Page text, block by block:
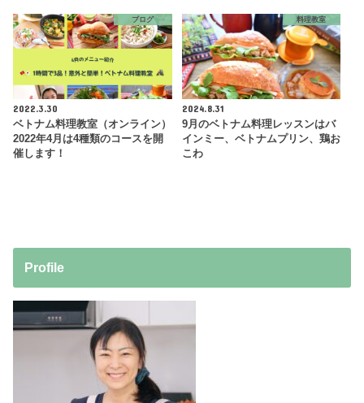
ブログ
2022.3.30
ベトナム料理教室（オンライン）
2022年4月は4種類のコースを開
催します！
料理教室
2024.8.31
9月のベトナム料理レッスンはバ
インミー、ベトナムプリン、鶏お
こわ
Profile